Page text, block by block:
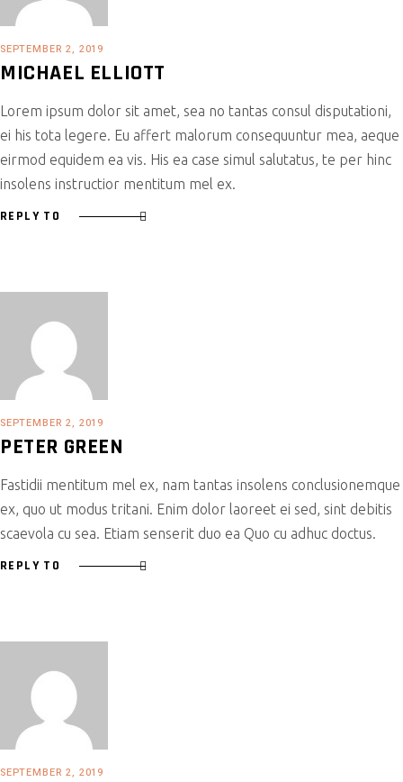
SEPTEMBER 2, 2019
MICHAEL ELLIOTT
Lorem ipsum dolor sit amet, sea no tantas consul disputationi,
ei his tota legere. Eu affert malorum consequuntur mea, aeque
eirmod equidem ea vis. His ea case simul salutatus, te per hinc
insolens instructior mentitum mel ex.
REPLY TO
SEPTEMBER 2, 2019
PETER GREEN
Fastidii mentitum mel ex, nam tantas insolens conclusionemque
ex, quo ut modus tritani. Enim dolor laoreet ei sed, sint debitis
scaevola cu sea. Etiam senserit duo ea Quo cu adhuc doctus.
REPLY TO
SEPTEMBER 2, 2019